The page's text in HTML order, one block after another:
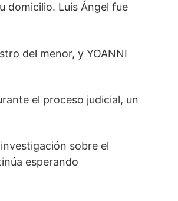
domicilio. Luis Ángel fue
del menor, y YOANNI
el proceso judicial, un
sobre el
esperando